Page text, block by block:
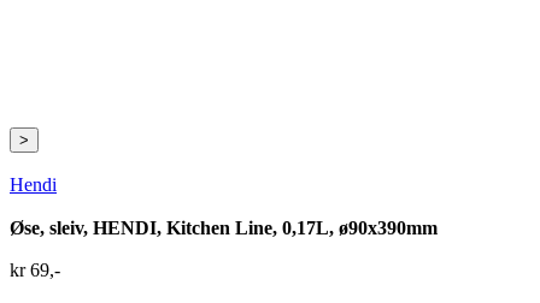
>
Hendi
Øse, sleiv, HENDI, Kitchen Line, 0,17L, ø90x390mm
kr69,-